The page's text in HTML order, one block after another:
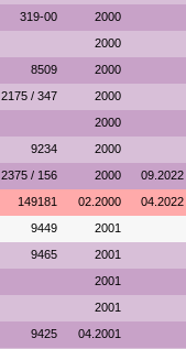
319-00 2000
2000
8509 2000
2175 / 347 2000
2000
9234 2000
2375 / 156 2000 09.2022
149181 02.2000 04.2022
9449 2001
9465 2001
2001
2001
9425 04.2001